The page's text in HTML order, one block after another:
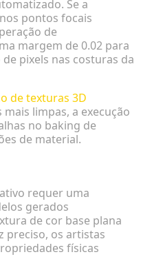
Se a
pontos focais
de
margem de 0.02 para
pixels nas costuras da
de texturas 3D
limpas, a execução
no baking de
de material.
requer uma
gerados
de cor base plana
preciso, os artistas
físicas